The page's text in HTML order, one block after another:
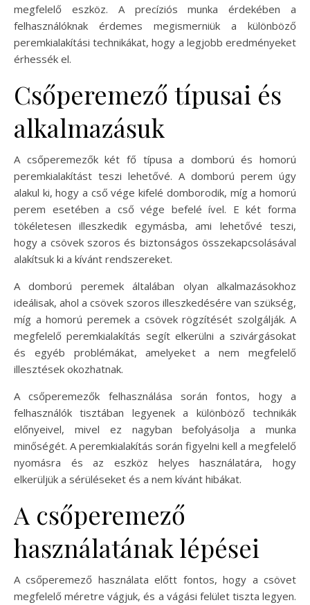
megfelelő eszköz. A precíziós munka érdekében a
felhasználóknak érdemes megismerniük a különböző
peremkialakítási technikákat, hogy a legjobb eredményeket
érhessék el.
Csőperemező típusai és
alkalmazásuk
A csőperemezők két fő típusa a domború és homorú
peremkialakítást teszi lehetővé. A domború perem úgy
alakul ki, hogy a cső vége kifelé domborodik, míg a homorú
perem esetében a cső vége befelé ível. E két forma
tökéletesen illeszkedik egymásba, ami lehetővé teszi,
hogy a csövek szoros és biztonságos összekapcsolásával
alakítsuk ki a kívánt rendszereket.
A domború peremek általában olyan alkalmazásokhoz
ideálisak, ahol a csövek szoros illeszkedésére van szükség,
míg a homorú peremek a csövek rögzítését szolgálják. A
megfelelő peremkialakítás segít elkerülni a szivárgásokat
és egyéb problémákat, amelyeket a nem megfelelő
illesztések okozhatnak.
A csőperemezők felhasználása során fontos, hogy a
felhasználók tisztában legyenek a különböző technikák
előnyeivel, mivel ez nagyban befolyásolja a munka
minőségét. A peremkialakítás során figyelni kell a megfelelő
nyomásra és az eszköz helyes használatára, hogy
elkerüljük a sérüléseket és a nem kívánt hibákat.
A csőperemező
használatának lépései
A csőperemező használata előtt fontos, hogy a csövet
megfelelő méretre vágjuk, és a vágási felület tiszta legyen.